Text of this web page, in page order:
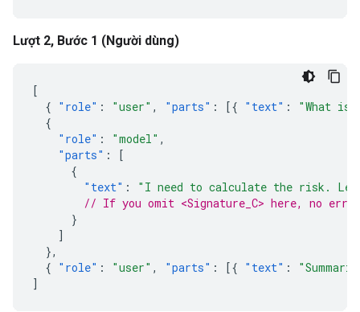
Lượt 2, Bước 1 (Người dùng)
[
{ "role" : "user" , "parts" : [{ "text" :
"What is
{
"role" : "model" ,
"parts" :
[
{
"text" :
"I need to calculate the risk.
// If you omit <Signature_C> here, no
}
]
},
{ "role" : "user" , "parts" : [{ "text" :
]